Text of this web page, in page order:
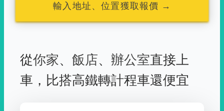
輸入地址、位置獲取報價 →
從你家、 飯店、 辦公室直接上
車， 比搭高鐵轉計程車還便宜